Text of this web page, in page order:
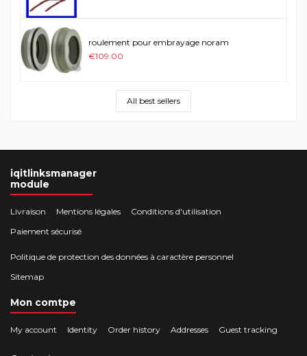
roulement pour embrayage noram
€109.00
All best sellers
iqitlinksmanager
module
Livraison Mentions légales
Conditions d'utilisation
Paiement sécurisé
Politique de protection des données à caractère personnel
Sitemap
Mon comtpe
My account Identity Order history Addresses Guest tracking